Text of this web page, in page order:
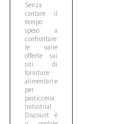
Senza
contare il
tempo
speso a
confrontare
le varie
offerte sui
siti di
forniture
alimentari e
per
pasticceria.
Industrial
Discount è